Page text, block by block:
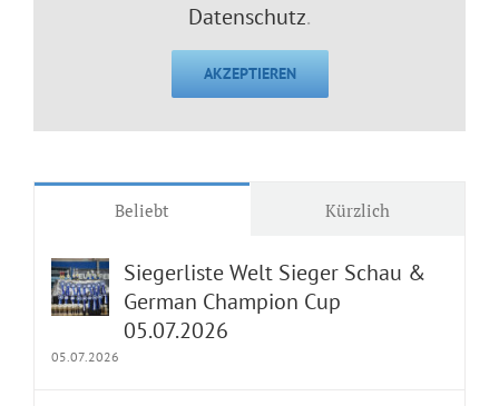
Datenschutz.
AKZEPTIEREN
Beliebt Kürzlich
Siegerliste Welt Sieger Schau &
German Champion Cup
05.07.2026
05.07.2026